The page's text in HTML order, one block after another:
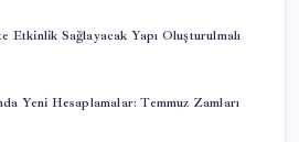
Sağlayacak Yapı Oluşturulmalı
Yeni Hesaplamalar: Temmuz Zamları